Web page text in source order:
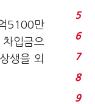
5100만
입금으
생을 외
5
6
7
8
9